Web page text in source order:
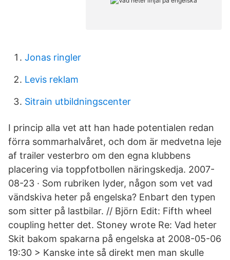
Jonas ringler
Levis reklam
Sitrain utbildningscenter
I princip alla vet att han hade potentialen ­redan
förra sommarhalvåret, och dom är medvetna leje
af trailer vesterbro om den egna klubbens
placering via toppfotbollen näringskedja. 2007-
08-23 · Som rubriken lyder, någon som vet vad
vändskiva heter på engelska? Enbart den typen
som sitter på lastbilar. // Björn Edit: Fifth wheel
coupling hetter det. Stoney wrote Re: Vad heter
Skit bakom spakarna på engelska at 2008-05-06
19:30 > Kanske inte så direkt men man skulle